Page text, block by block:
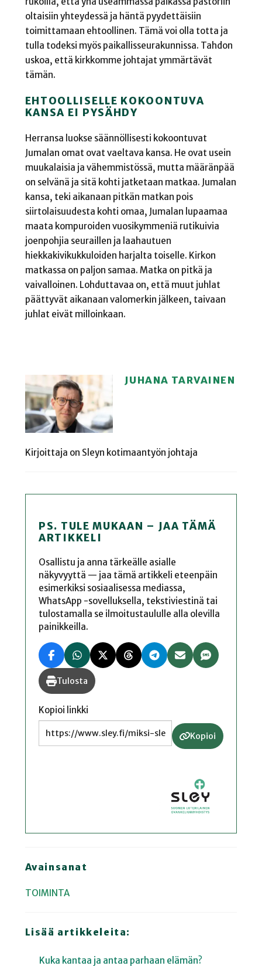
oltaisiin yhteydessä ja häntä pyydettäisiin
toimittamaan ehtoollinen. Tämä voi olla totta ja
tulla todeksi myös paikallisseurakunnissa. Tahdon
uskoa, että kirkkomme johtajat ymmärtävät
tämän.
EHTOOLLISELLE KOKOONTUVA
KANSA EI PYSÄHDY
Herransa luokse säännöllisesti kokoontuvat
Jumalan omat ovat vaeltava kansa. He ovat usein
muukalaisia ja vähemmistössä, mutta määränpää
on selvänä ja sitä kohti jatketaan matkaa. Jumalan
kansa, teki aikanaan pitkän matkan pois
siirtolaisuudesta kohti omaa, Jumalan lupaamaa
maata kompuroiden vuosikymmeniä rutikuivia
joenpohjia seuraillen ja laahautuen
hiekkakivikukkuloiden harjalta toiselle. Kirkon
matkassa on paljon samaa. Matka on pitkä ja
vaivalloinen. Lohduttavaa on, että muut juhlat
päättyvät aikanaan valomerkin jälkeen, taivaan
juhlat eivät milloinkaan.
JUHANA TARVAINEN
Kirjoittaja on Sleyn kotimaantyön johtaja
PS. TULE MUKAAN – JAA TÄMÄ
ARTIKKELI
Osallistu ja anna tärkeälle asialle
näkyvyyttä — jaa tämä artikkeli eteenpäin
esimerkiksi sosiaalisessa mediassa,
WhatsApp -sovelluksella, tekstiviestinä tai
tulostamalla se ilmoitustaululle alla olevilla
painikkeilla.
Tulosta
Kopioi linkki
Kopioi
Avainsanat
TOIMINTA
Lisää artikkeleita:
Kuka kantaa ja antaa parhaan elämän?